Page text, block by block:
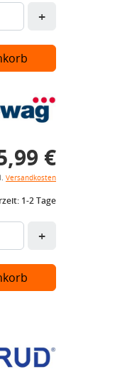
+
€
Versandkosten
1-2 Tage
+